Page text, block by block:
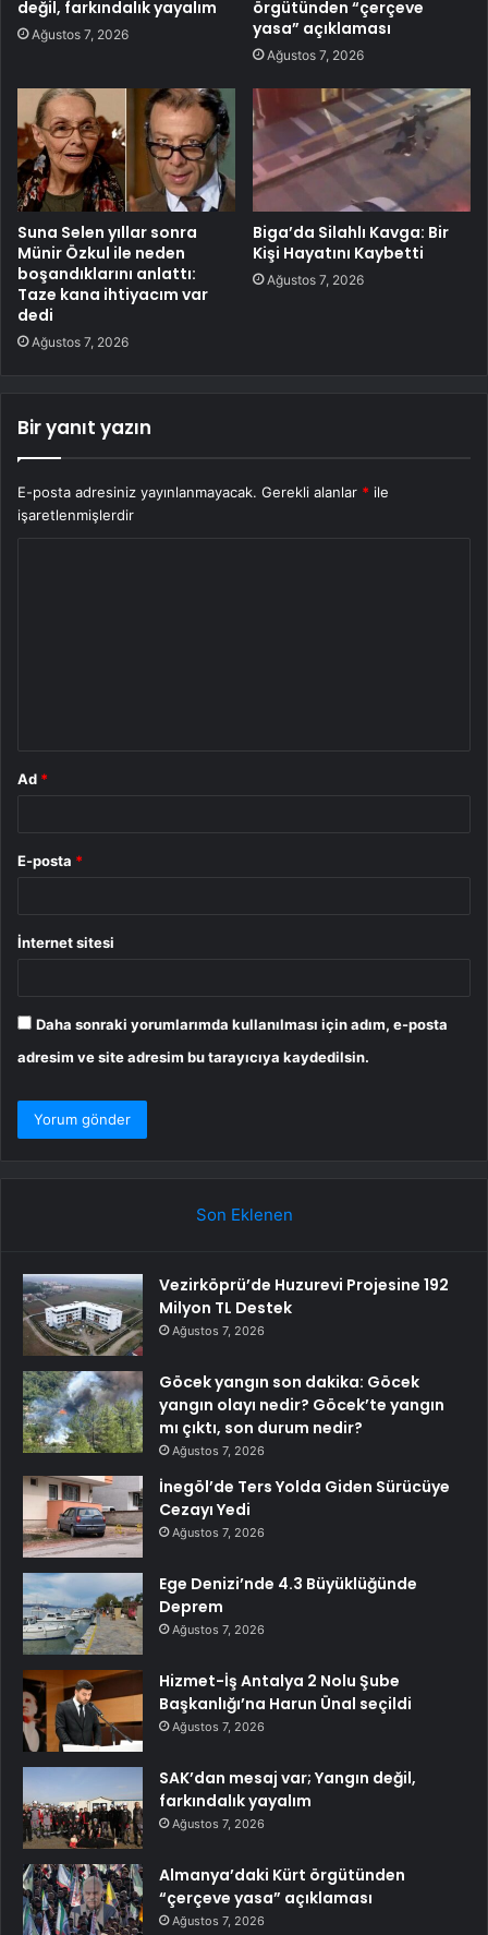
değil, farkındalık yayalım
Ağustos 7, 2026
örgütünden “çerçeve
yasa” açıklaması
Ağustos 7, 2026
Suna Selen yıllar sonra
Münir Özkul ile neden
boşandıklarını anlattı:
Taze kana ihtiyacım var
dedi
Ağustos 7, 2026
Biga’da Silahlı Kavga: Bir
Kişi Hayatını Kaybetti
Ağustos 7, 2026
Bir yanıt yazın
E-posta adresiniz yayınlanmayacak. Gerekli alanlar * ile
işaretlenmişlerdir
Ad *
E-posta *
İnternet sitesi
Daha sonraki yorumlarımda kullanılması için adım, e-posta
adresim ve site adresim bu tarayıcıya kaydedilsin.
Son Eklenen
Vezirköprü’de Huzurevi Projesine 192
Milyon TL Destek
Ağustos 7, 2026
Göcek yangın son dakika: Göcek
yangın olayı nedir? Göcek’te yangın
mı çıktı, son durum nedir?
Ağustos 7, 2026
İnegöl’de Ters Yolda Giden Sürücüye
Cezayı Yedi
Ağustos 7, 2026
Ege Denizi’nde 4.3 Büyüklüğünde
Deprem
Ağustos 7, 2026
Hizmet-İş Antalya 2 Nolu Şube
Başkanlığı’na Harun Ünal seçildi
Ağustos 7, 2026
SAK’dan mesaj var; Yangın değil,
farkındalık yayalım
Ağustos 7, 2026
Almanya’daki Kürt örgütünden
“çerçeve yasa” açıklaması
Ağustos 7, 2026